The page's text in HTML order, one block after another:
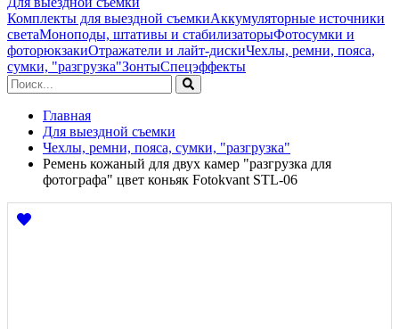
Комплекты для выездной съемкиАккумуляторные источники
светаМоноподы, штативы и стабилизаторыФотосумки и
фоторюкзакиОтражатели и лайт-дискиЧехлы, ремни, пояса,
сумки, "разгрузка"ЗонтыСпецэффекты
Главная
Для выездной съемки
Чехлы, ремни, пояса, сумки, "разгрузка"
Ремень кожаный для двух камер "разгрузка для
фотографа" цвет коньяк Fotokvant STL-06